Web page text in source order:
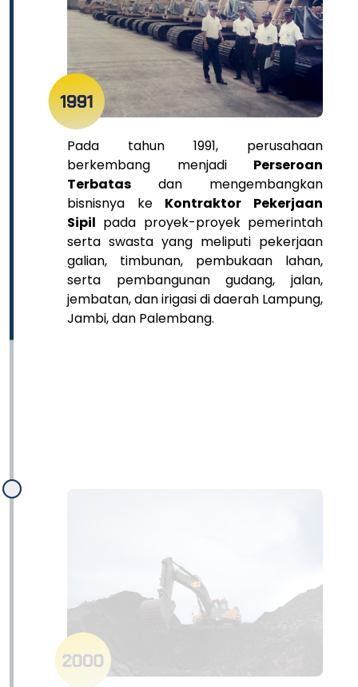
Pada tahun 1991, perusahaan
berkembang menjadi Perseroan
Terbatas dan mengembangkan
bisnisnya ke Kontraktor Pekerjaan
Sipil pada proyek-proyek pemerintah
serta swasta yang meliputi pekerjaan
galian, timbunan, pembukaan lahan,
serta pembangunan gudang, jalan,
jembatan, dan irigasi di daerah Lampung,
Jambi, dan Palembang.